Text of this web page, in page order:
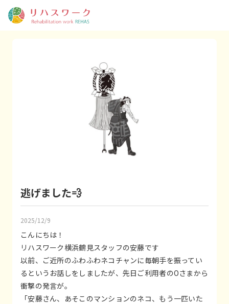
逃げました💨
2025/12/9
こんにちは！
リハスワーク横浜鶴見スタッフの安藤です
以前、ご近所のふわふわネコチャンに毎朝手を振ってい
るというお話しをしましたが、先日ご利用者のOさまから
衝撃の発言が。
「安藤さん、あそこのマンションのネコ、もう一匹いた